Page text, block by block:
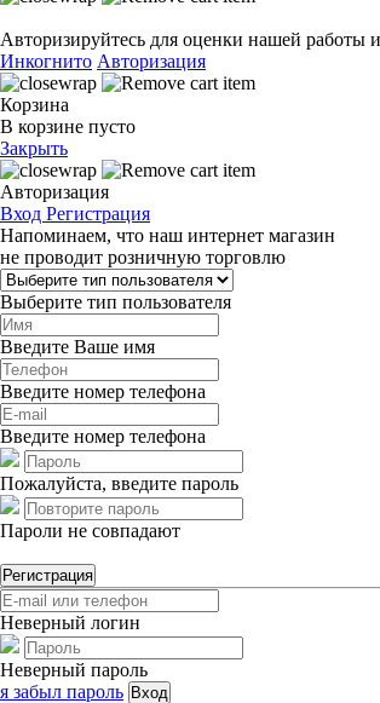
Авторизируйтесь для оценки нашей работы
Инкогнито Авторизация
Корзина
В корзине пусто
Закрыть
Авторизация
Вход Регистрация
Напоминаем, что наш интернет магазин
не проводит розничную торговлю
Выберите тип пользователя
Введите Ваше имя
Введите номер телефона
Введите номер телефона
Пожалуйста, введите пароль
Пароли не совпадают
Регистрация
Неверный логин
Неверный пароль
я забыл пароль Вход